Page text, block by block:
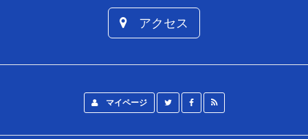
アクセス
マイページ